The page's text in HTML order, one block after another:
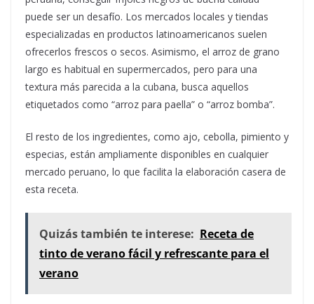
puede ser un desafío. Los mercados locales y tiendas
especializadas en productos latinoamericanos suelen
ofrecerlos frescos o secos. Asimismo, el arroz de grano
largo es habitual en supermercados, pero para una
textura más parecida a la cubana, busca aquellos
etiquetados como “arroz para paella” o “arroz bomba”.
El resto de los ingredientes, como ajo, cebolla, pimiento y
especias, están ampliamente disponibles en cualquier
mercado peruano, lo que facilita la elaboración casera de
esta receta.
Quizás también te interese: Receta de
tinto de verano fácil y refrescante para el
verano